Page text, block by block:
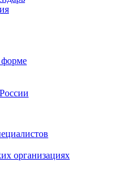
организациях